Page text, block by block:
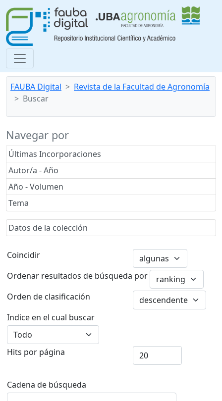
FAUBA Digital
Revista de la Facultad de Agronomía
Buscar
Navegar por
Últimas Incorporaciones
Autor/a - Año
Año - Volumen
Tema
Datos de la colección
Coincidir
Ordenar resultados de búsqueda por
Orden de clasificación
Indice en el cual buscar
Hits por página
Cadena de búsqueda